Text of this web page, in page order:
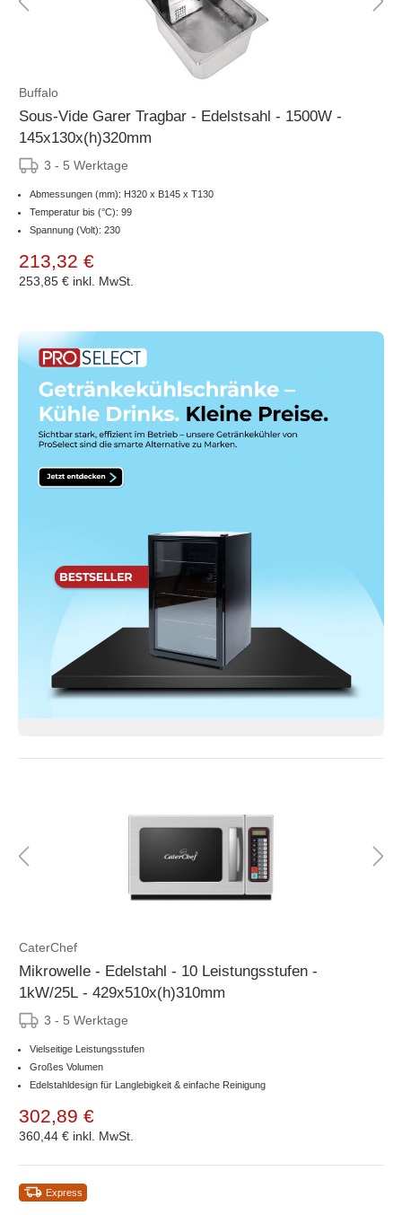
Buffalo
Sous-Vide Garer Tragbar - Edelstsahl - 1500W -
145x130x(h)320mm
3 - 5 Werktage
Abmessungen (mm): H320 x B145 x T130
Temperatur bis (°C): 99
Spannung (Volt): 230
213,32 €
253,85 € inkl. MwSt.
CaterChef
Mikrowelle - Edelstahl - 10 Leistungsstufen -
1kW/25L - 429x510x(h)310mm
3 - 5 Werktage
Vielseitige Leistungsstufen
Großes Volumen
Edelstahldesign für Langlebigkeit & einfache Reinigung
302,89 €
360,44 € inkl. MwSt.
Express